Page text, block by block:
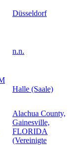
Düsseldorf
n.n.
Halle (Saale)
Alachua County,
Gainesville,
FLORIDA
(Vereinigte